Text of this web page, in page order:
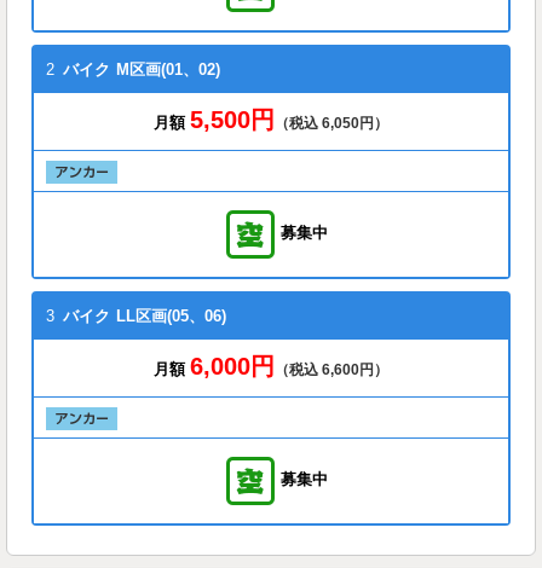
2 バイク M区画(01、02)
月額 5,500円 （税込 6,050円）
募集中
3 バイク LL区画(05、06)
月額 6,000円 （税込 6,600円）
募集中